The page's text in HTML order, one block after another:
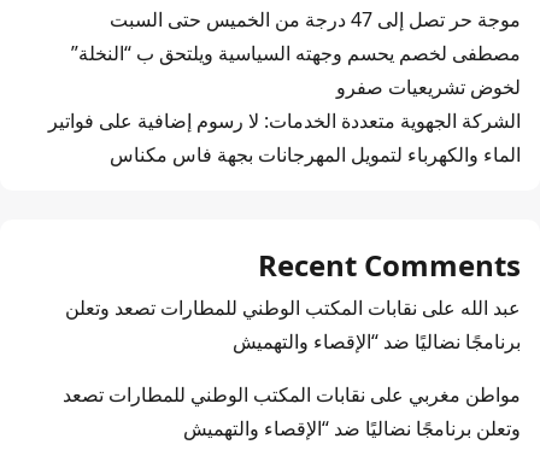
موجة حر تصل إلى 47 درجة من الخميس حتى السبت
مصطفى لخصم يحسم وجهته السياسية ويلتحق ب “النخلة”
لخوض تشريعيات صفرو
الشركة الجهوية متعددة الخدمات: لا رسوم إضافية على فواتير
الماء والكهرباء لتمويل المهرجانات بجهة فاس مكناس
Recent Comments
عبد الله على نقابات المكتب الوطني للمطارات تصعد وتعلن
برنامجًا نضاليًا ضد “الإقصاء والتهميش
مواطن مغربي على نقابات المكتب الوطني للمطارات تصعد
وتعلن برنامجًا نضاليًا ضد “الإقصاء والتهميش